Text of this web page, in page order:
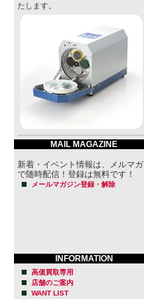
たします。
MAIL MAGAZINE
新着・イベント情報は、メルマガ
で随時配信！登録は無料です！
メールマガジン登録・解除
INFORMATION
高価買取専用
店舗のご案内
WANT LIST